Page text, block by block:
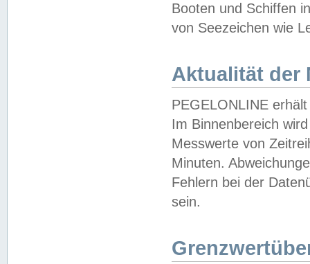
Booten und Schiffen
von Seezeichen wie
Aktualität der
PEGELONLINE
Im Binnenbereich
Messwerte von
Minuten.
Fehlern bei der
sein.